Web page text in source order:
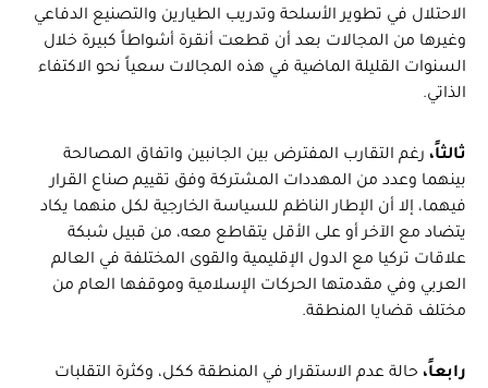
الاحتلال في تطوير الأسلحة وتدريب الطيارين والتصنيع الدفاعي
وغيرها من المجالات بعد أن قطعت أنقرة أشواطاً كبيرة خلال
السنوات القليلة الماضية في هذه المجالات سعياً نحو الاكتفاء
الذاتي.
ثالثاً،رغم التقارب المفترض بين الجانبين واتفاق المصالحة
بينهما وعدد من المهددات المشتركة وفق تقييم صناع القرار
فيهما، إلا أن الإطار الناظم للسياسة الخارجية لكل منهما يكاد
يتضاد مع الآخر أو على الأقل يتقاطع معه، من قبيل شبكة
علاقات تركيا مع الدول الإقليمية والقوى المختلفة في العالم
العربي وفي مقدمتها الحركات الإسلامية وموقفها العام من
مختلف قضايا المنطقة.
رابعاً،حالة عدم الاستقرار في المنطقة ككل، وكثرة التقلبات